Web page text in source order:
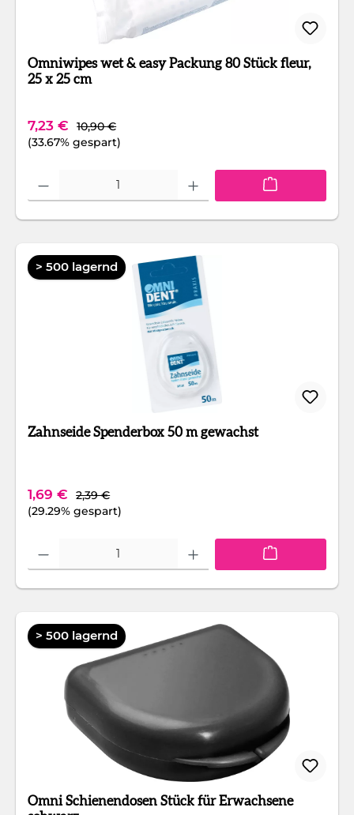
Omniwipes wet & easy Packung 80 Stück fleur,
25 x 25 cm
Verkaufspreis:
7,23 € Regulärer Preis:
10,90 €
(33.67% gespart)
Produkt Anzahl: Gib den gewünschten Wert ein oder benutze die
> 500 lagernd
Zahnseide Spenderbox 50 m gewachst
Verkaufspreis:
1,69 € Regulärer Preis:
2,39 €
(29.29% gespart)
Produkt Anzahl: Gib den gewünschten Wert ein oder benutze die
> 500 lagernd
Omni Schienendosen Stück für Erwachsene